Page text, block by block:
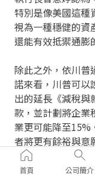
特別是像美國這種
視為一種穩健的資
還能有效抵禦通膨
除此之外，依川普
諾來看，川普可以
出的延長《減稅與
款，並計劃將企業
業更可能降至
者將更有餘裕與意
市場活躍。儘管
但就執行長曾意
首頁 公司簡介